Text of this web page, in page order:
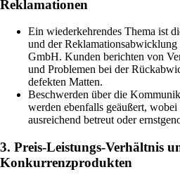
Reklamationen
Ein wiederkehrendes Thema ist
und der
GmbH. Kunden berichten von
und Problemen bei der
defekten Matten.
Beschwerden über die
werden ebenfalls geäußert,
ausreichend betreut oder
3. Preis-Leistungs-Verhältnis
Konkurrenzprodukten